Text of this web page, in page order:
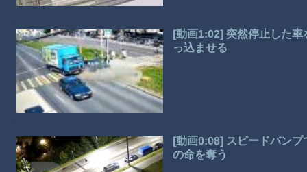
[動画1:02] 突然停止した
っ込ませる
[動画0:08] スピードバン
の命を奪う